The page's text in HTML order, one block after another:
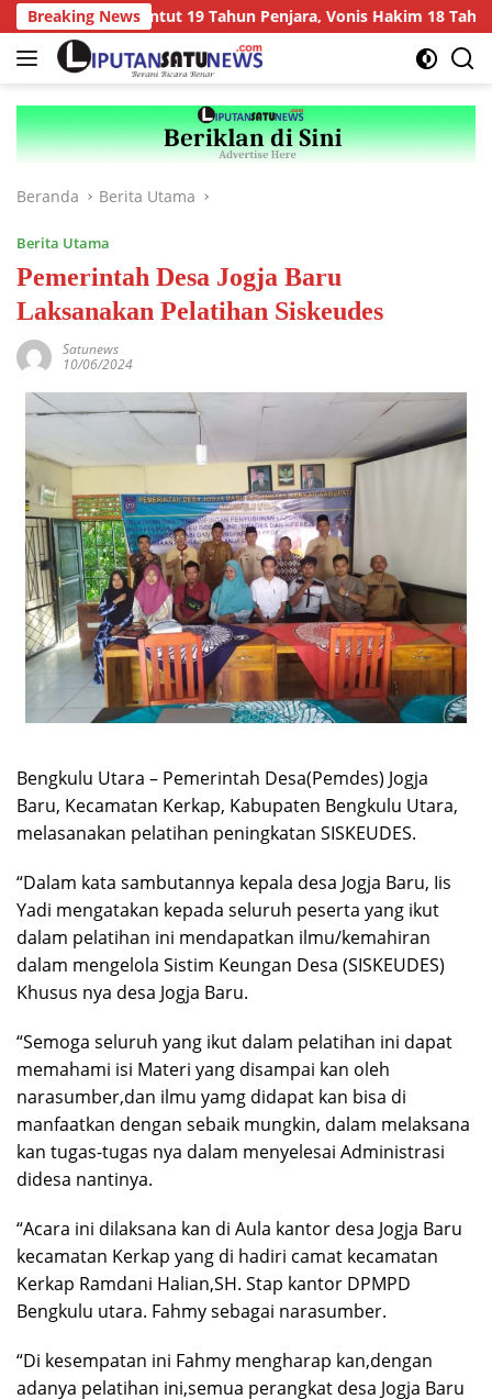
Langsung
ke
konten
Breaking News
Tiri Dituntut 19 Tahun Penjara, Vonis Hakim 18 Tahun
Beranda Berita Utama
Berita Utama
Pemerintah Desa Jogja Baru
Laksanakan Pelatihan Siskeudes
Satunews
10/06/2024
Bengkulu Utara – Pemerintah Desa(Pemdes) Jogja
Baru, Kecamatan Kerkap, Kabupaten Bengkulu Utara,
melasanakan pelatihan peningkatan SISKEUDES.
“Dalam kata sambutannya kepala desa Jogja Baru, Iis
Yadi mengatakan kepada seluruh peserta yang ikut
dalam pelatihan ini mendapatkan ilmu/kemahiran
dalam mengelola Sistim Keungan Desa (SISKEUDES)
Khusus nya desa Jogja Baru.
“Semoga seluruh yang ikut dalam pelatihan ini dapat
memahami isi Materi yang disampai kan oleh
narasumber,dan ilmu yamg didapat kan bisa di
manfaatkan dengan sebaik mungkin, dalam melaksana
kan tugas-tugas nya dalam menyelesai Administrasi
didesa nantinya.
“Acara ini dilaksana kan di Aula kantor desa Jogja Baru
kecamatan Kerkap yang di hadiri camat kecamatan
Kerkap Ramdani Halian,SH. Stap kantor DPMPD
Bengkulu utara. Fahmy sebagai narasumber.
“Di kesempatan ini Fahmy mengharap kan,dengan
adanya pelatihan ini,semua perangkat desa Jogja Baru